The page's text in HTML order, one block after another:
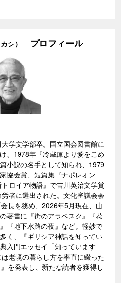
シ） プロフィール
学文学部卒。国立国会図書館に
、1978年『冷蔵庫より愛をこめ
小説の名手として知られ、1979
協会賞、短篇集『ナポレオン
ロイア物語』で吉川英治文学賞
者に選出された。文化審議会会
長を務め、2026年5月現在、山
著書に『街のアラベスク』『花
『地下水路の夜』など。軽妙で
く、『ギリシア神話を知ってい
入門エッセイ「知っています
老境の暮らし方を率直に綴った
を発表し、新たな読者を獲得し